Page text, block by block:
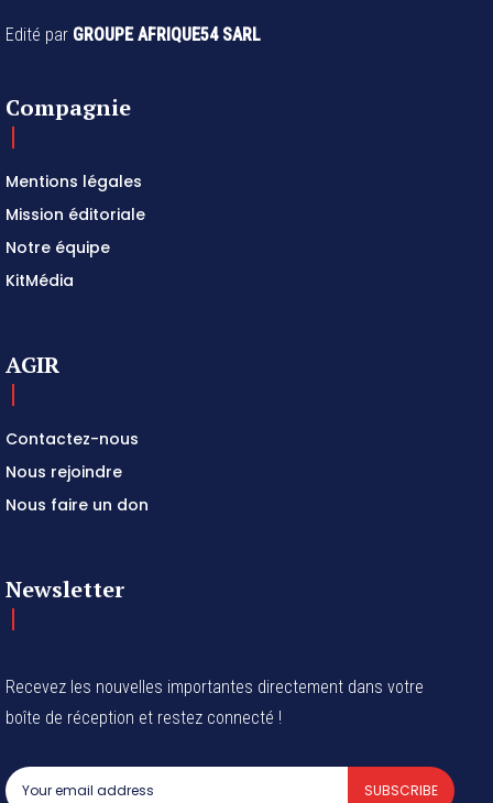
Edité par GROUPE AFRIQUE54 SARL
Compagnie
Mentions légales
Mission éditoriale
Notre équipe
KitMédia
AGIR
Contactez-nous
Nous rejoindre
Nous faire un don
Newsletter
Recevez les nouvelles importantes directement dans votre
boîte de réception et restez connecté !
SUBSCRIBE